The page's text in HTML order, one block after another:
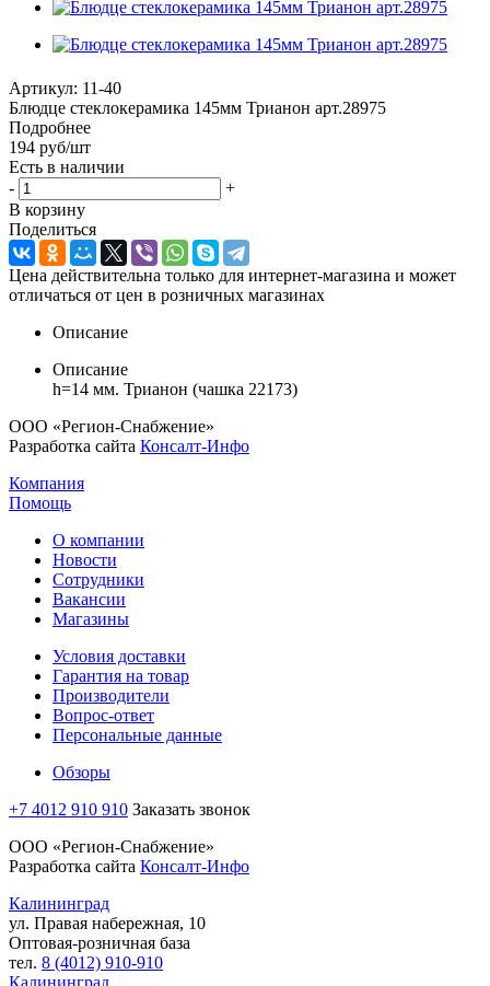
Артикул: 11-40
Блюдце стеклокерамика 145мм Трианон арт.28975
Подробнее
194 руб/шт
Есть в наличии
-
+
В корзину
Поделиться
Цена действительна только для интернет-магазина и может
отличаться от цен в розничных магазинах
Описание
Описание
h=14 мм. Трианон (чашка 22173)
ООО «Регион-Снабжение»
Разработка сайта Консалт-Инфо
Компания
Помощь
О компании
Новости
Сотрудники
Вакансии
Магазины
Условия доставки
Гарантия на товар
Производители
Вопрос-ответ
Персональные данные
Обзоры
+7 4012 910 910 Заказать звонок
ООО «Регион-Снабжение»
Разработка сайта Консалт-Инфо
Калининград
ул. Правая набережная, 10
Оптовая-розничная база
тел. 8 (4012) 910-910
Калининград